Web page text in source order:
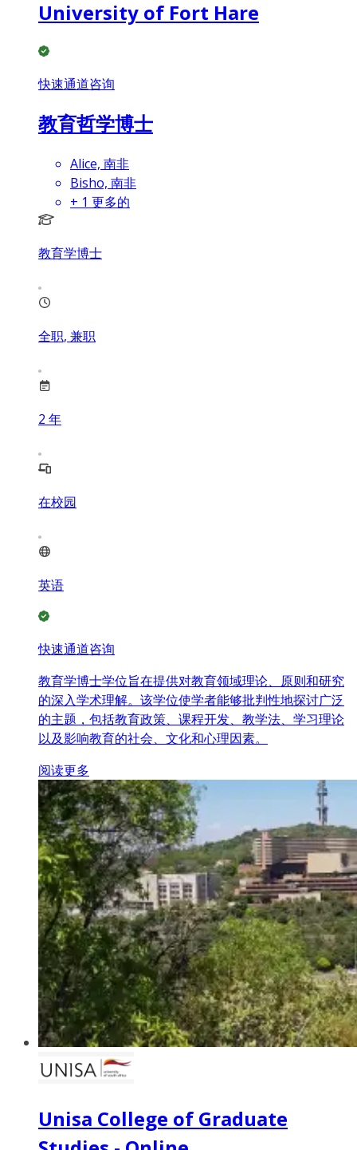
University of Fort Hare
快速通道咨询
教育哲学博士
Alice, 南非
Bisho, 南非
+ 1 更多的
教育学博士
全职, 兼职
2 年
在校园
英语
快速通道咨询
教育学博士学位旨在提供对教育领域理论、原则和研究
的深入学术理解。该学位使学者能够批判性地探讨广泛
的主题，包括教育政策、课程开发、教学法、学习理论
以及影响教育的社会、文化和心理因素。
阅读更多
Unisa College of Graduate